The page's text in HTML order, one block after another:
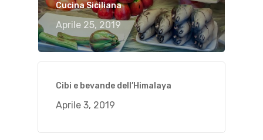
Cucina Siciliana
Aprile 25, 2019
Cibi e bevande dell’Himalaya
Aprile 3, 2019